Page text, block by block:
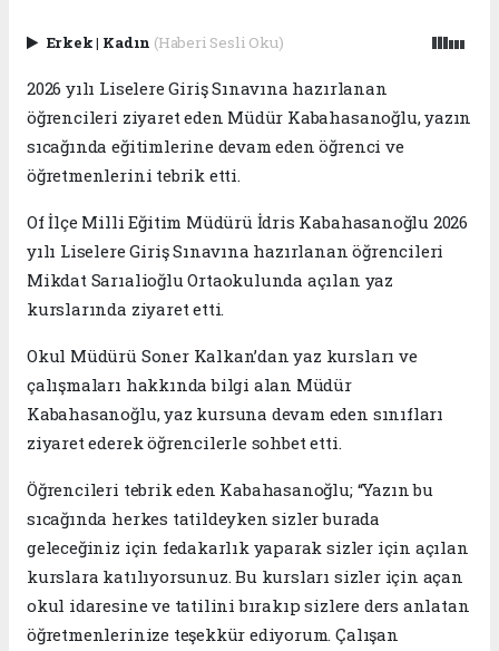
Erkek| Kadın (Haberi Sesli Oku)
2026 yılı Liselere Giriş Sınavına hazırlanan
öğrencileri ziyaret eden Müdür Kabahasanoğlu, yazın
sıcağında eğitimlerine devam eden öğrenci ve
öğretmenlerini tebrik etti.
Of İlçe Milli Eğitim Müdürü İdris Kabahasanoğlu 2026
yılı Liselere Giriş Sınavına hazırlanan öğrencileri
Mikdat Sarıalioğlu Ortaokulunda açılan yaz
kurslarında ziyaret etti.
Okul Müdürü Soner Kalkan’dan yaz kursları ve
çalışmaları hakkında bilgi alan Müdür
Kabahasanoğlu, yaz kursuna devam eden sınıfları
ziyaret ederek öğrencilerle sohbet etti.
Öğrencileri tebrik eden Kabahasanoğlu; “Yazın bu
sıcağında herkes tatildeyken sizler burada
geleceğiniz için fedakarlık yaparak sizler için açılan
kurslara katılıyorsunuz. Bu kursları sizler için açan
okul idaresine ve tatilini bırakıp sizlere ders anlatan
öğretmenlerinize teşekkür ediyorum. Çalışan